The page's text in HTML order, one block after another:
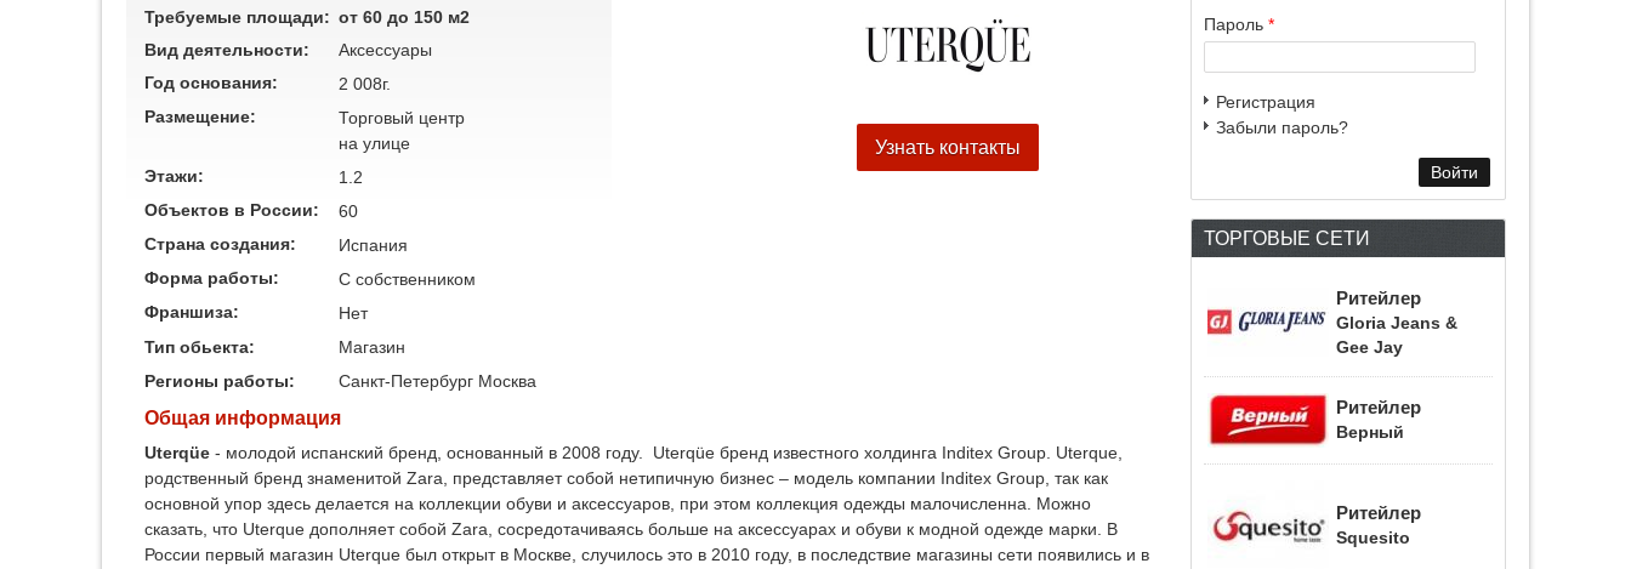
Требуемые площади: от 60 до 150 м2
Вид деятельности:
Аксессуары
Год основания:
2 008г.
Размещение:
Торговый центр
на улице
Этажи:
1.2
Узнать контакты
Объектов в России:
60
Страна создания:
Испания
Форма работы:
C собственником
Франшиза:
Нет
Тип обьекта:
Магазин
Регионы работы:
Санкт-Петербург Москва
Общая информация
Uterqüe - молодой испанский бренд, основанный в 2008 году. Uterqüe бренд известного холдинга Inditex Group. Uterque,
родственный бренд знаменитой Zara, представляет собой нетипичную бизнес – модель компании Inditex Group, так как
основной упор здесь делается на коллекции обуви и аксессуаров, при этом коллекция одежды малочисленна. Можно
сказать, что Uterque дополняет собой Zara, сосредотачиваясь больше на аксессуарах и обуви к модной одежде марки. В
России первый магазин Uterque был открыт в Москве, случилось это в 2010 году, в последствие магазины сети появились и в
Пароль *
Регистрация
Забыли пароль?
ТОРГОВЫЕ СЕТИ
Ритейлер
Gloria Jeans &
Gee Jay
Ритейлер
Верный
Ритейлер
Squesito